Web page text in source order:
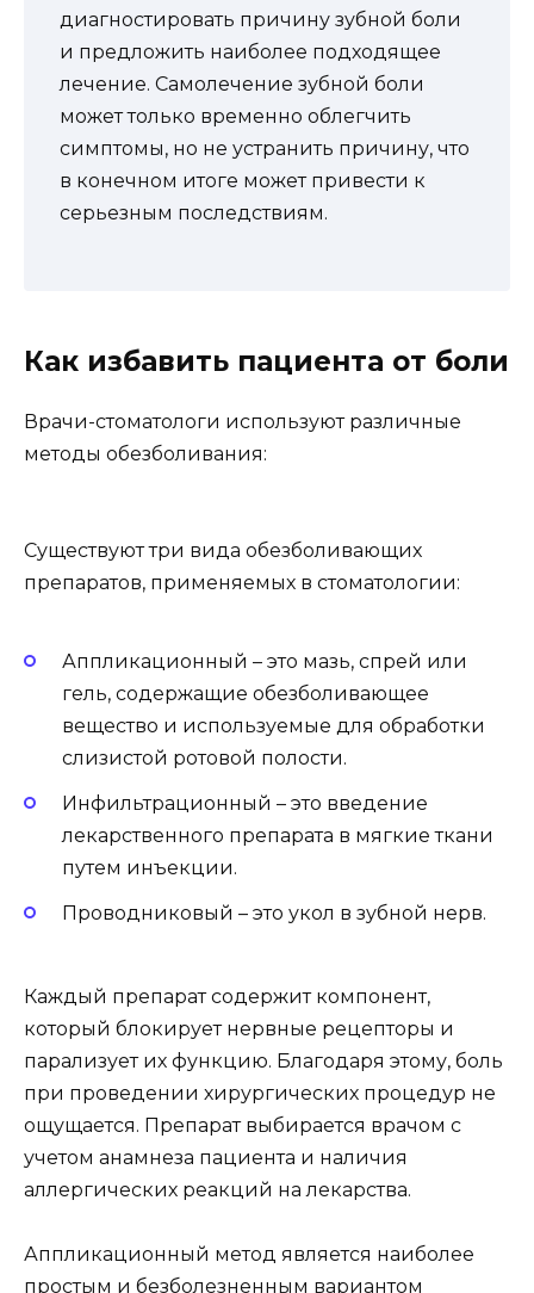
диагностировать причину зубной боли
и предложить наиболее подходящее
лечение. Самолечение зубной боли
может только временно облегчить
симптомы, но не устранить причину, что
в конечном итоге может привести к
серьезным последствиям.
Как избавить пациента от боли
Врачи-стоматологи используют различные
методы обезболивания:
Существуют три вида обезболивающих
препаратов, применяемых в стоматологии:
Аппликационный – это мазь, спрей или
гель, содержащие обезболивающее
вещество и используемые для обработки
слизистой ротовой полости.
Инфильтрационный – это введение
лекарственного препарата в мягкие ткани
путем инъекции.
Проводниковый – это укол в зубной нерв.
Каждый препарат содержит компонент,
который блокирует нервные рецепторы и
парализует их функцию. Благодаря этому, боль
при проведении хирургических процедур не
ощущается. Препарат выбирается врачом с
учетом анамнеза пациента и наличия
аллергических реакций на лекарства.
Аппликационный метод является наиболее
простым и безболезненным вариантом